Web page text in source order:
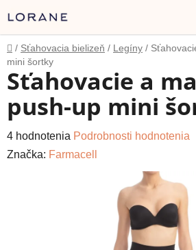
na
obsah
Domov
/ Sťahovacia bielizeň / Legíny /
mini šortky
Sťahovacie a
push-up mini
Priemerné
hodnotenie
4 hodnotenia Podrobnosti hodnotenia
Značka: Farmacell